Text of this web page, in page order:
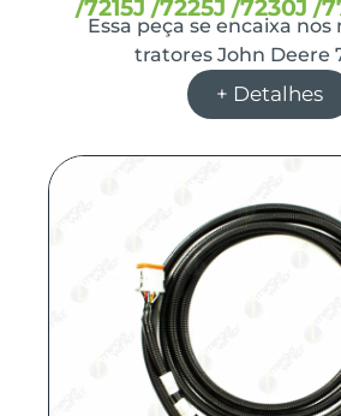
/7215J /7225J /7230J /
Essa peça se encaixa nos
tratores John Deere
+ Detalhes